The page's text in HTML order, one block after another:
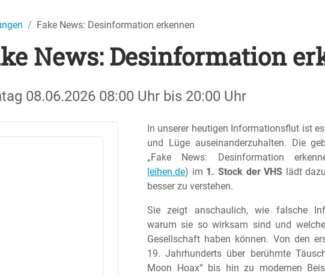
Fake News: Desinformation erkennen
News: Desinformation
08.06.2026 08:00 Uhr bis 20:00 Uhr
In unserer heutigen Informationsflut ist
und Lüge auseinanderzuhalten. Die
„Fake News: Desinformation
leihen.de) im 1. Stock der VHS lädt
besser zu verstehen.
Sie zeigt anschaulich, wie falsche
warum sie so wirksam sind und
Gesellschaft haben können. Von den
19. Jahrhunderts über berühmte
Moon Hoax“ bis hin zu modernen